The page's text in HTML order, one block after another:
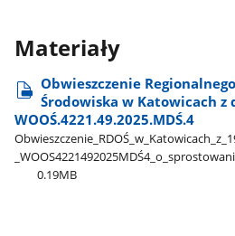
Materiały
Obwieszczenie
Środowiska w Katowicach z
WOOŚ.4221.49.2025.MDŚ.4
0.19MB